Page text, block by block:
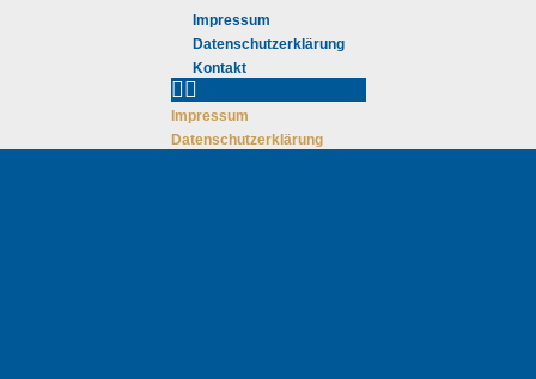
Impressum
Datenschutzerklärung
Kontakt
Impressum
Datenschutzerklärung